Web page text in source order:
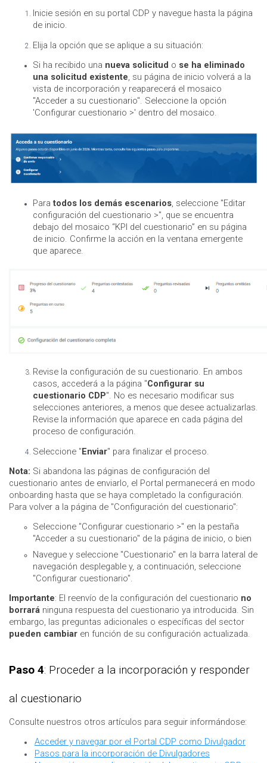
Inicie sesión en su portal CDP y navegue hasta la página
de inicio.
Elija la opción que se aplique a su situación:
Si ha recibido una nueva solicitud o se ha eliminado
una solicitud existente, su página de inicio volverá a la
vista de incorporación y reaparecerá el mosaico
"Acceder a su cuestionario". Seleccione la opción
'Configurar cuestionario >' dentro del mosaico.
Paratodos los demás escenarios, seleccione "Editar
configuración del cuestionario >", que se encuentra
debajo del mosaico “KPI del cuestionario” en su página
de inicio. Confirme la acción en la ventana emergente
que aparece.
Revise la configuración de su cuestionario. En ambos
casos, accederá a la página "Configurar su
cuestionario CDP". No es necesario modificar sus
selecciones anteriores, a menos que desee actualizarlas.
Revise la información que aparece en cada página del
proceso de configuración.
Seleccione "Enviar" para finalizar el proceso.
Nota: Si abandona las páginas de configuración del
cuestionario antes de enviarlo, el Portal permanecerá en modo
onboarding hasta que se haya completado la configuración.
Para volver a la página de "Configuración del cuestionario":
Seleccione "Configurar cuestionario >" en la pestaña
"Acceder a su cuestionario" de la página de inicio, o bien
Navegue y seleccione "Cuestionario" en la barra lateral de
navegación desplegable y, a continuación, seleccione
"Configurar cuestionario".
Importante: El reenvío de la configuración del cuestionario no
borrará ninguna respuesta del cuestionario ya introducida. Sin
embargo, las preguntas adicionales o específicas del sector
pueden cambiar en función de su configuración actualizada.
Paso 4: Proceder a la incorporación y responder
al cuestionario
Consulte nuestros otros artículos para seguir informándose:
Acceder y navegar por el Portal CDP como Divulgador
Pasos para la incorporación de Divulgadores